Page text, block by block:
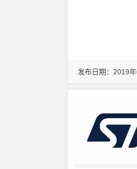
发布日期：2019